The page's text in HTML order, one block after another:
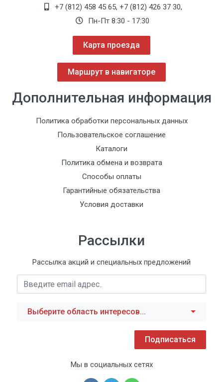
помпы Cattani
Итальянская обивка
Гидравлический привод кресла пациента
+7 (812) 458 45 65, +7 (812) 426 37 30,
Пн-Пт 8:30 - 17:30
Карта проезда
Маршрут в навигаторе
Дополнительная информация
Политика обработки персональных данных
Пользовательское соглашение
Каталоги
Политика обмена и возврата
Способы оплаты
Гарантийные обязательства
Условия доставки
Рассылки
Рассылка акций и специальных предложений
Выберите область интересов...
Подписаться
Мы в социальных сетях